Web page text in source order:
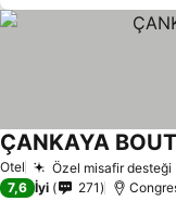
Otel Özel misafir desteği
ÇANKAYA
7,6 İyi 271